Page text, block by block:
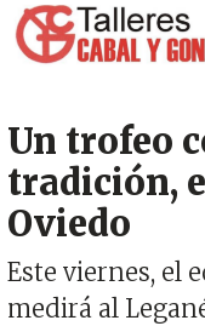
Un trofeo
tradición,
Oviedo
Este viernes, el
medirá al